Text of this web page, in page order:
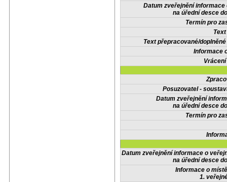
Datum zveřejnění informace
na úřední desce
Termín pro
Text přepracované/
Informace
Posuzovatel -
Datum zveřejnění
na úřední desce
Termín pro
Datum zveřejnění informace o
na úřední desce
Informace o
1.